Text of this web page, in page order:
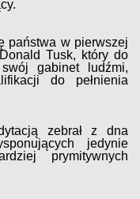
państwa w pierwszej
Tusk, który do
gabinet ludźmi,
do pełnienia
zebrał z dna
jedynie
prymitywnych